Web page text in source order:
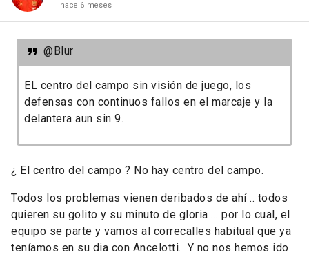
hace 6 meses
@Blur
EL centro del campo sin visión de juego, los
defensas con continuos fallos en el marcaje y la
delantera aun sin 9.
¿ El centro del campo ? No hay centro del campo.
Todos los problemas vienen deribados de ahí .. todos
quieren su golito y su minuto de gloria ... por lo cual, el
equipo se parte y vamos al correcalles habitual que ya
teníamos en su dia con Ancelotti. Y no nos hemos ido